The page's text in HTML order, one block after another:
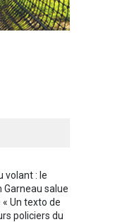
volant : le
Garneau salue
Un texto de
policiers du